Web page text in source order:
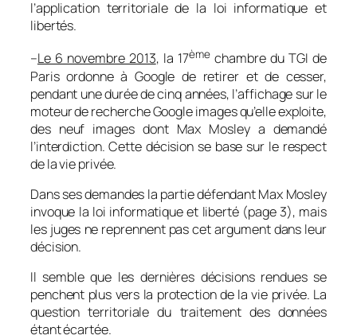
l’application territoriale de la loi informatique et
libertés.
–Le 6 novembre 2013, la 17èmechambre du TGI de
Paris ordonne à Google de retirer et de cesser,
pendant une durée de cinq années, l’affichage sur le
moteur de recherche Google images qu’elle exploite,
des neuf images dont Max Mosley a demandé
l’interdiction. Cette décision se base sur le respect
de la vie privée.
Dans ses demandes la partie défendant Max Mosley
invoque la loi informatique et liberté (page 3), mais
les juges ne reprennent pas cet argument dans leur
décision.
Il semble que les dernières décisions rendues se
penchent plus vers la protection de la vie privée. La
question territoriale du traitement des données
étant écartée.